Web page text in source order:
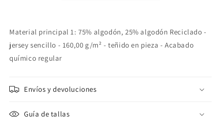
Material principal 1: 75% algodón, 25% algodón Reciclado -
jersey sencillo - 160,00 g/m² - teñido en pieza - Acabado
químico regular
Envíos y devoluciones
Guía de tallas